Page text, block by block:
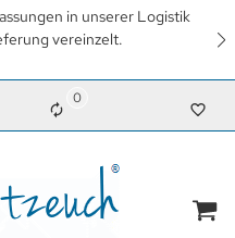
Wir arbeiten mit
wieder unsere
0